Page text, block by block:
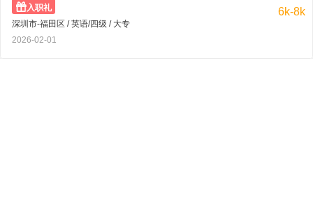
入职礼
深圳市-福田区 / 英语/四级 / 大专
2026-02-01
6k-8k